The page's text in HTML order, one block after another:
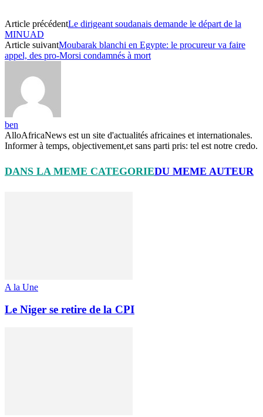
Article précédentLe dirigeant soudanais demande le départ de la
MINUAD
Article suivantMoubarak blanchi en Egypte: le procureur va faire
appel, des pro-Morsi condamnés à mort
ben
AlloAfricaNews est un site d'actualités africaines et internationales.
Informer à temps, objectivement,et sans parti pris: tel est notre credo.
DANS LA MEME CATEGORIEDU MEME AUTEUR
A la Une
Le Niger se retire de la CPI